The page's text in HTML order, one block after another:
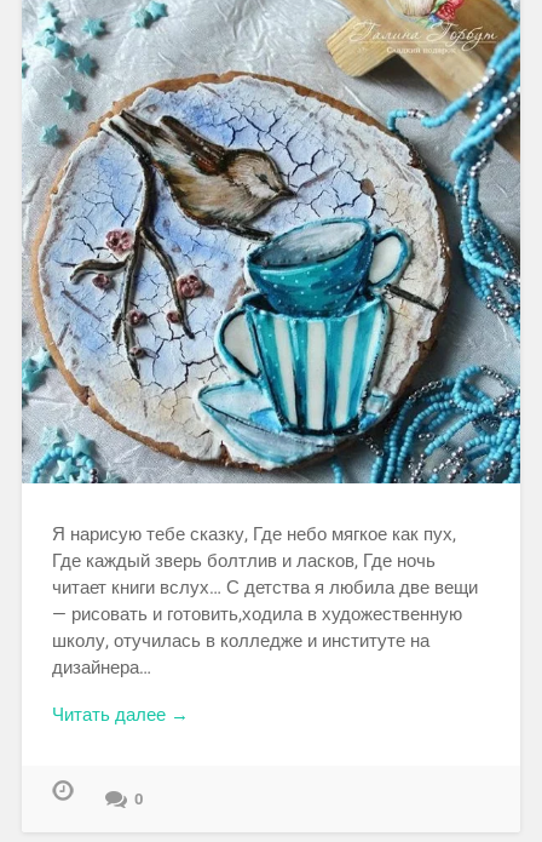
Я нарисую тебе сказку, Где небо мягкое как пух,
Где каждый зверь болтлив и ласков, Где ночь
читает книги вслух… С детства я любила две вещи
— рисовать и готовить,ходила в художественную
школу, отучилась в колледже и институте на
дизайнера…
Читать далее →
0